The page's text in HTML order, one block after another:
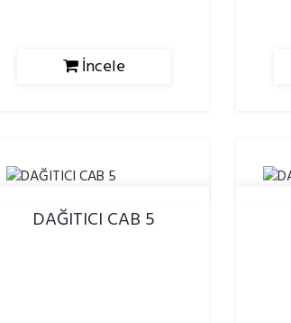
İncele
DAĞITICI CAB 5